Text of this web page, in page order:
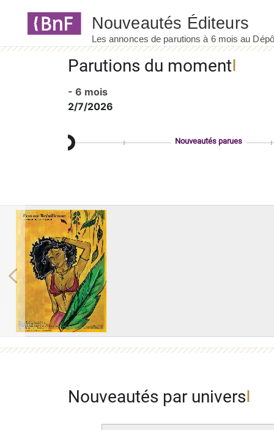
Parutions du moment
- 6 mois
2/7/2026
Nouveautés parues
Previous
Nouveautés par univers